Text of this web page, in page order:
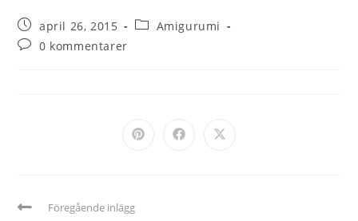
april 26, 2015
Amigurumi
0 kommentarer
Föregående inlägg